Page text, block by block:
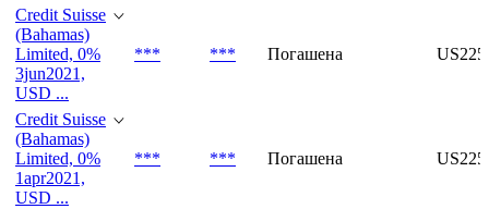
Credit Suisse
(Bahamas)
Limited, 0%
3jun2021,
USD ...
*** *** Погашена
Credit Suisse
(Bahamas)
Limited, 0%
1apr2021,
USD ...
*** *** Погашена